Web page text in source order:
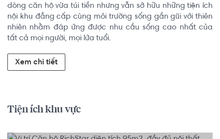
dòng căn hộ vừa túi tiền nhưng vẫn sở hữu những tiện ích
nội khu đẳng cấp cùng môi trường sống gần gũi với thiên
nhiên nhằm đáp ứng được nhu cầu sống cao nhất của
tất cả mọi người, mọi lứa tuổi.
Xem chi tiết
Tiện ích khu vực